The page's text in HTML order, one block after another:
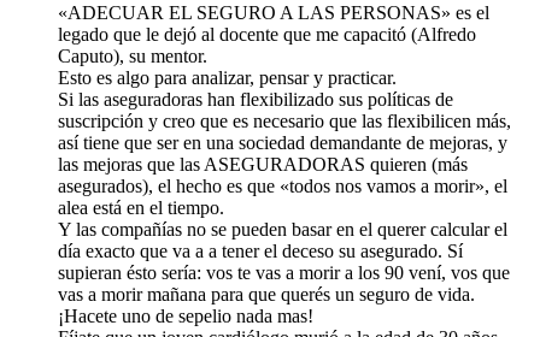
«ADECUAR EL SEGURO A LAS PERSONAS» es el
legado que le dejó al docente que me capacitó (Alfredo
Caputo), su mentor.
Esto es algo para analizar, pensar y practicar.
Si las aseguradoras han flexibilizado sus políticas de
suscripción y creo que es necesario que las flexibilicen más,
así tiene que ser en una sociedad demandante de mejoras, y
las mejoras que las ASEGURADORAS quieren (más
asegurados), el hecho es que «todos nos vamos a morir», el
alea está en el tiempo.
Y las compañías no se pueden basar en el querer calcular el
día exacto que va a a tener el deceso su asegurado. Sí
supieran ésto sería: vos te vas a morir a los 90 vení, vos que
vas a morir mañana para que querés un seguro de vida.
¡Hacete uno de sepelio nada mas!